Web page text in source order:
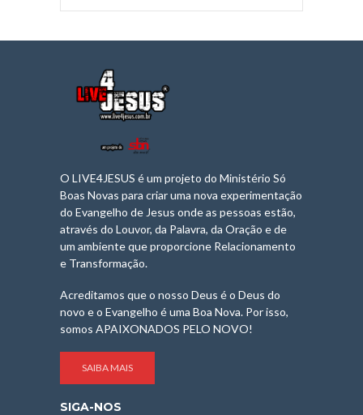
O LIVE4JESUS é um projeto do Ministério Só
Boas Novas para criar uma nova experimentação
do Evangelho de Jesus onde as pessoas estão,
através do Louvor, da Palavra, da Oração e de
um ambiente que proporcione Relacionamento
e Transformação.
Acreditamos que o nosso Deus é o Deus do
novo e o Evangelho é uma Boa Nova. Por isso,
somos APAIXONADOS PELO NOVO!
SAIBA MAIS
SIGA-NOS